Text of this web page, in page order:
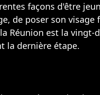
façons d'être
de poser son visage
Réunion est la vingt-
la dernière étape.